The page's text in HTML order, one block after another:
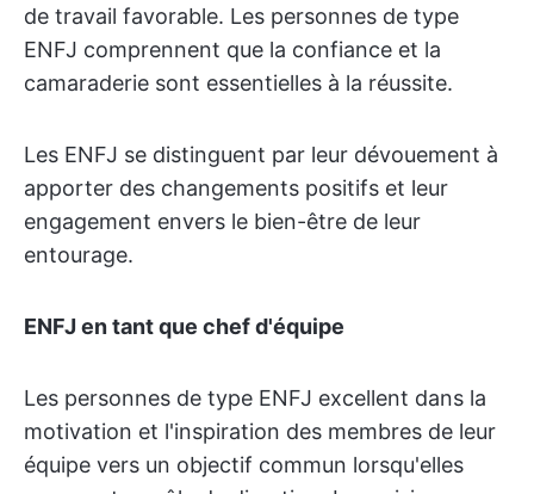
de travail favorable. Les personnes de type
ENFJ comprennent que la confiance et la
camaraderie sont essentielles à la réussite.
Les ENFJ se distinguent par leur dévouement à
apporter des changements positifs et leur
engagement envers le bien-être de leur
entourage.
ENFJ en tant que chef d'équipe
Les personnes de type ENFJ excellent dans la
motivation et l'inspiration des membres de leur
équipe vers un objectif commun lorsqu'elles